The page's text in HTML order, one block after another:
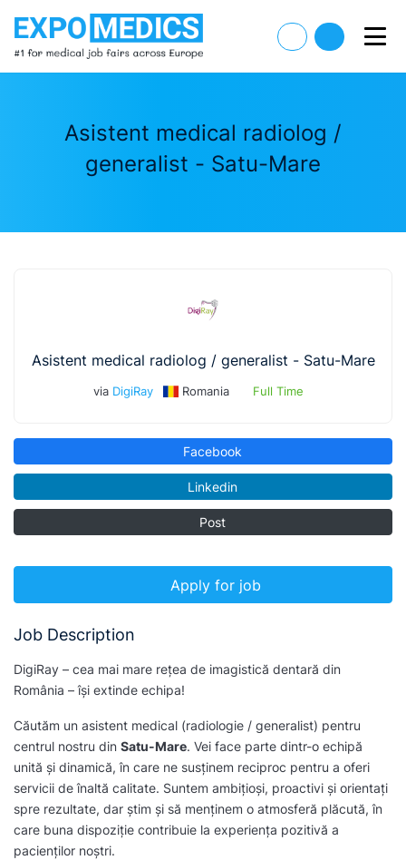
Asistent medical radiolog /
generalist - Satu-Mare
Asistent medical radiolog / generalist - Satu-Mare
via DigiRay Romania Full Time
Facebook
Linkedin
Post
Apply for job
Job Description
DigiRay – cea mai mare rețea de imagistică dentară din
România – își extinde echipa!
Căutăm un asistent medical (radiologie / generalist) pentru
centrul nostru din Satu-Mare. Vei face parte dintr-o echipă
unită și dinamică, în care ne susținem reciproc pentru a oferi
servicii de înaltă calitate. Suntem ambițioși, proactivi și orientați
spre rezultate, dar știm și să menținem o atmosferă plăcută, în
care buna dispoziție contribuie la experiența pozitivă a
pacienților noștri.